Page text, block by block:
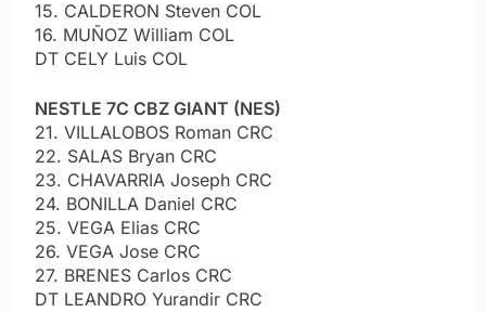
15. CALDERON Steven COL
16. MUÑOZ William COL
DT CELY Luis COL
NESTLE 7C CBZ GIANT (NES)
21. VILLALOBOS Roman CRC
22. SALAS Bryan CRC
23. CHAVARRIA Joseph CRC
24. BONILLA Daniel CRC
25. VEGA Elias CRC
26. VEGA Jose CRC
27. BRENES Carlos CRC
DT LEANDRO Yurandir CRC